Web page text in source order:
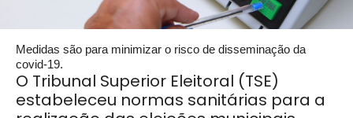
Medidas são para minimizar o risco de disseminação da
covid-19.
O Tribunal Superior Eleitoral (TSE)
estabeleceu normas sanitárias para a